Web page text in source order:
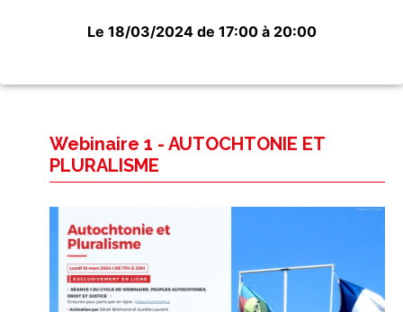
Le 18/03/2024 de 17:00 à 20:00
Webinaire 1 - AUTOCHTONIE ET
PLURALISME